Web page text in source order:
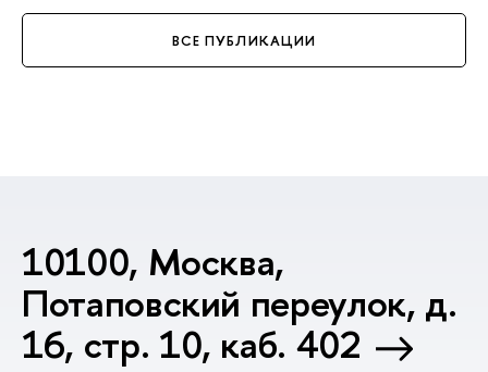
ВСЕ ПУБЛИКАЦИИ
10100, Москва,
Потаповский переулок, д.
16, стр. 10, каб. 402